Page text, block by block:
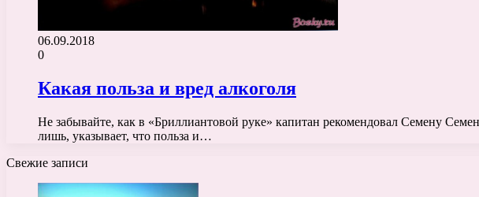
06.09.2018
0
Какая польза и вред алкоголя
Не забывайте, как в «Бриллиантовой руке» капитан рекомендовал Семену
лишь, указывает, что польза и…
Свежие записи